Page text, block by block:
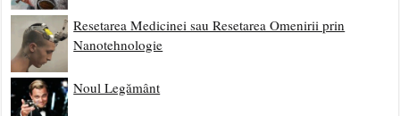
Resetarea Medicinei sau Resetarea Omenirii prin
Nanotehnologie
Noul Legământ